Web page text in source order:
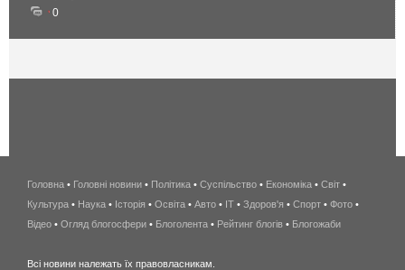
0
беспроводной
интернет
киев
Головна • Головні новини • Політика • Суспільство • Економіка • Світ •
Культура • Наука • Історія • Освіта • Авто • IT • Здоров'я • Спорт • Фото •
Відео • Огляд блогосфери • Блоголента • Рейтинг блогів • Блогожаби
Всі новини належать їх правовласникам.